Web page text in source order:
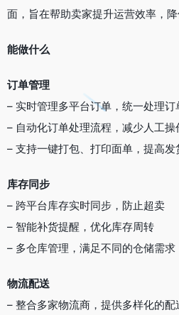
面，旨在帮助卖家提升运营效率，降
能做什么
订单管理
– 实时管理多平台订单，统一处理订
– 自动化订单处理流程，减少人工操
– 支持一键打包、打印面单，提高发
库存同步
– 跨平台库存实时同步，防止超卖
– 智能补货提醒，优化库存周转
– 多仓库管理，满足不同的仓储需求
物流配送
– 整合多家物流商，提供多样化的配